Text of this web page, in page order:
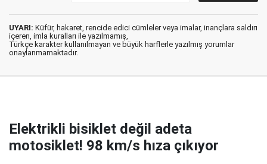
UYARI: Küfür, hakaret, rencide edici cümleler veya imalar, inançlara saldırı
içeren, imla kuralları ile yazılmamış,
Türkçe karakter kullanılmayan ve büyük harflerle yazılmış yorumlar
onaylanmamaktadır.
Elektrikli bisiklet değil adeta
motosiklet! 98 km/s hıza çıkıyor